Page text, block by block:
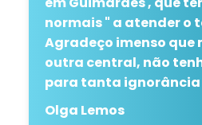
normais " a atender o
Agradeço imenso que
outra central, não
para tanta ignorância
Olga Lemos